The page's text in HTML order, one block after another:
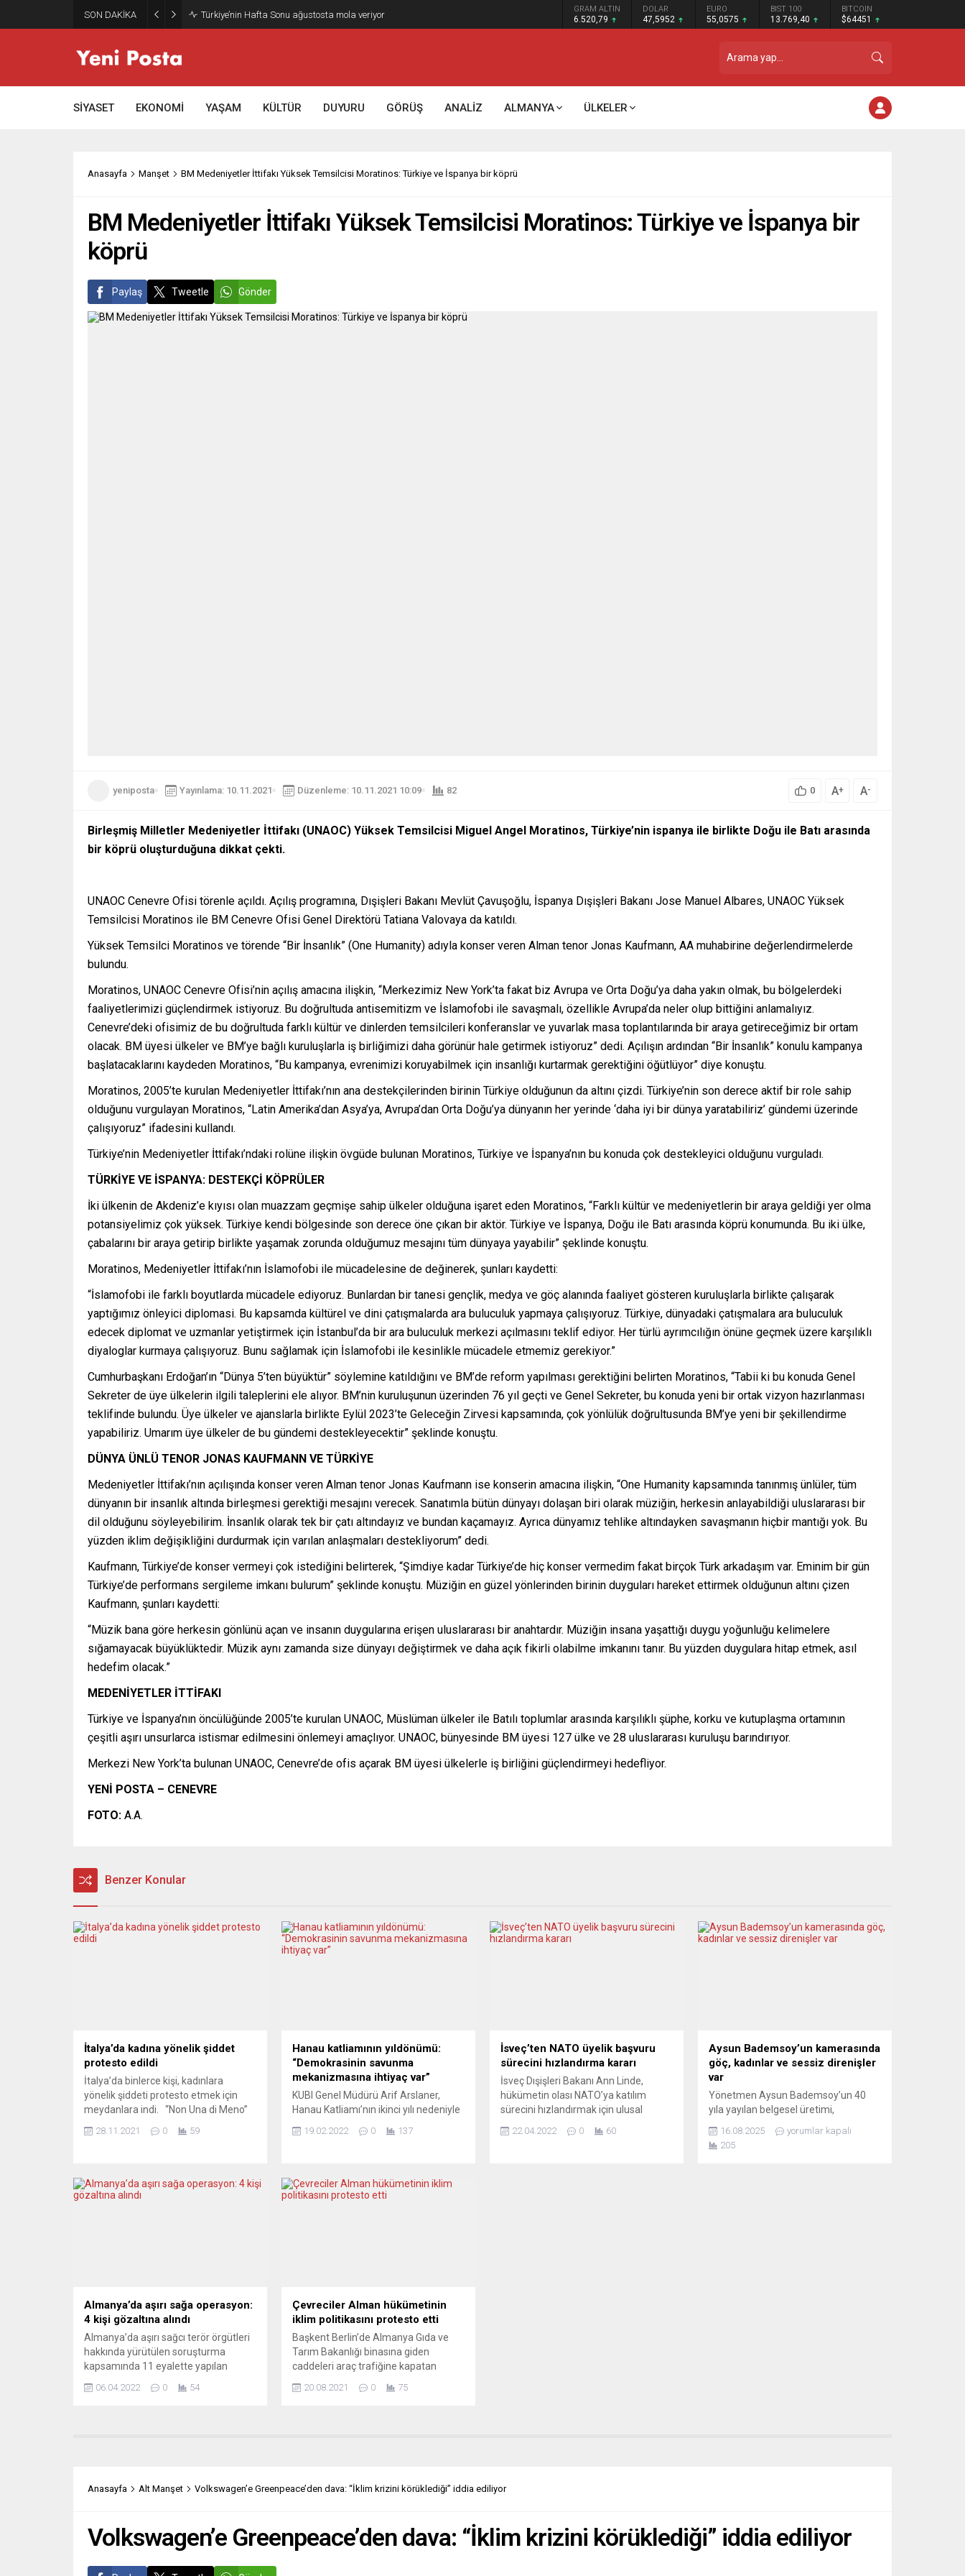
SON DAKİKA Gazze’nin geleceği: Teknokratik kontrol mü, kolonializm mi? GRAM ALTIN
6.520,79
DOLAR
47,5952
EURO
55,0575
BIST 100
13.769,40
BITCOIN
$64451
SİYASET EKONOMİ YAŞAM KÜLTÜR DUYURU GÖRÜŞ ANALİZ ALMANYA ÜLKELER
Anasayfa Manşet BM Medeniyetler İttifakı Yüksek Temsilcisi Moratinos: Türkiye ve İspanya bir köprü
BM Medeniyetler İttifakı Yüksek Temsilcisi Moratinos: Türkiye ve İspanya bir
köprü
Paylaş Tweetle Gönder
yeniposta Yayınlama: 10.11.2021 Düzenleme: 10.11.2021 10:09 82 0 A+ A-
Birleşmiş Milletler Medeniyetler İttifakı (UNAOC) Yüksek Temsilcisi Miguel Angel Moratinos, Türkiye’nin ispanya ile birlikte Doğu ile Batı arasında
bir köprü oluşturduğuna dikkat çekti.
UNAOC Cenevre Ofisi törenle açıldı. Açılış programına, Dışişleri Bakanı Mevlüt Çavuşoğlu, İspanya Dışişleri Bakanı Jose Manuel Albares, UNAOC Yüksek
Temsilcisi Moratinos ile BM Cenevre Ofisi Genel Direktörü Tatiana Valovaya da katıldı.
Yüksek Temsilci Moratinos ve törende “Bir İnsanlık” (One Humanity) adıyla konser veren Alman tenor Jonas Kaufmann, AA muhabirine değerlendirmelerde
bulundu.
Moratinos, UNAOC Cenevre Ofisi’nin açılış amacına ilişkin, “Merkezimiz New York’ta fakat biz Avrupa ve Orta Doğu’ya daha yakın olmak, bu bölgelerdeki
faaliyetlerimizi güçlendirmek istiyoruz. Bu doğrultuda antisemitizm ve İslamofobi ile savaşmalı, özellikle Avrupa’da neler olup bittiğini anlamalıyız.
Cenevre’deki ofisimiz de bu doğrultuda farklı kültür ve dinlerden temsilcileri konferanslar ve yuvarlak masa toplantılarında bir araya getireceğimiz bir ortam
olacak. BM üyesi ülkeler ve BM’ye bağlı kuruluşlarla iş birliğimizi daha görünür hale getirmek istiyoruz” dedi. Açılışın ardından “Bir İnsanlık” konulu kampanya
başlatacaklarını kaydeden Moratinos, “Bu kampanya, evrenimizi koruyabilmek için insanlığı kurtarmak gerektiğini öğütlüyor” diye konuştu.
Moratinos, 2005’te kurulan Medeniyetler İttifakı’nın ana destekçilerinden birinin Türkiye olduğunun da altını çizdi. Türkiye’nin son derece aktif bir role sahip
olduğunu vurgulayan Moratinos, “Latin Amerika’dan Asya’ya, Avrupa’dan Orta Doğu’ya dünyanın her yerinde ‘daha iyi bir dünya yaratabiliriz’ gündemi üzerinde
çalışıyoruz” ifadesini kullandı.
Türkiye’nin Medeniyetler İttifakı’ndaki rolüne ilişkin övgüde bulunan Moratinos, Türkiye ve İspanya’nın bu konuda çok destekleyici olduğunu vurguladı.
TÜRKİYE VE İSPANYA: DESTEKÇİ KÖPRÜLER
İki ülkenin de Akdeniz’e kıyısı olan muazzam geçmişe sahip ülkeler olduğuna işaret eden Moratinos, “Farklı kültür ve medeniyetlerin bir araya geldiği yer olma
potansiyelimiz çok yüksek. Türkiye kendi bölgesinde son derece öne çıkan bir aktör. Türkiye ve İspanya, Doğu ile Batı arasında köprü konumunda. Bu iki ülke,
çabalarını bir araya getirip birlikte yaşamak zorunda olduğumuz mesajını tüm dünyaya yayabilir” şeklinde konuştu.
Moratinos, Medeniyetler İttifakı’nın İslamofobi ile mücadelesine de değinerek, şunları kaydetti:
“İslamofobi ile farklı boyutlarda mücadele ediyoruz. Bunlardan bir tanesi gençlik, medya ve göç alanında faaliyet gösteren kuruluşlarla birlikte çalışarak
yaptığımız önleyici diplomasi. Bu kapsamda kültürel ve dini çatışmalarda ara buluculuk yapmaya çalışıyoruz. Türkiye, dünyadaki çatışmalara ara buluculuk
edecek diplomat ve uzmanlar yetiştirmek için İstanbul’da bir ara buluculuk merkezi açılmasını teklif ediyor. Her türlü ayrımcılığın önüne geçmek üzere karşılıklı
diyaloglar kurmaya çalışıyoruz. Bunu sağlamak için İslamofobi ile kesinlikle mücadele etmemiz gerekiyor.”
Cumhurbaşkanı Erdoğan’ın “Dünya 5’ten büyüktür” söylemine katıldığını ve BM’de reform yapılması gerektiğini belirten Moratinos, “Tabii ki bu konuda Genel
Sekreter de üye ülkelerin ilgili taleplerini ele alıyor. BM’nin kuruluşunun üzerinden 76 yıl geçti ve Genel Sekreter, bu konuda yeni bir ortak vizyon hazırlanması
teklifinde bulundu. Üye ülkeler ve ajanslarla birlikte Eylül 2023’te Geleceğin Zirvesi kapsamında, çok yönlülük doğrultusunda BM’ye yeni bir şekillendirme
yapabiliriz. Umarım üye ülkeler de bu gündemi destekleyecektir” şeklinde konuştu.
DÜNYA ÜNLÜ TENOR JONAS KAUFMANN VE TÜRKİYE
Medeniyetler İttifakı’nın açılışında konser veren Alman tenor Jonas Kaufmann ise konserin amacına ilişkin, “One Humanity kapsamında tanınmış ünlüler, tüm
dünyanın bir insanlık altında birleşmesi gerektiği mesajını verecek. Sanatımla bütün dünyayı dolaşan biri olarak müziğin, herkesin anlayabildiği uluslararası bir
dil olduğunu söyleyebilirim. İnsanlık olarak tek bir çatı altındayız ve bundan kaçamayız. Ayrıca dünyamız tehlike altındayken savaşmanın hiçbir mantığı yok. Bu
yüzden iklim değişikliğini durdurmak için varılan anlaşmaları destekliyorum” dedi.
Kaufmann, Türkiye’de konser vermeyi çok istediğini belirterek, “Şimdiye kadar Türkiye’de hiç konser vermedim fakat birçok Türk arkadaşım var. Eminim bir gün
Türkiye’de performans sergileme imkanı bulurum” şeklinde konuştu. Müziğin en güzel yönlerinden birinin duyguları hareket ettirmek olduğunun altını çizen
Kaufmann, şunları kaydetti:
“Müzik bana göre herkesin gönlünü açan ve insanın duygularına erişen uluslararası bir anahtardır. Müziğin insana yaşattığı duygu yoğunluğu kelimelere
sığamayacak büyüklüktedir. Müzik aynı zamanda size dünyayı değiştirmek ve daha açık fikirli olabilme imkanını tanır. Bu yüzden duygulara hitap etmek, asıl
hedefim olacak.”
MEDENİYETLER İTTİFAKI
Türkiye ve İspanya’nın öncülüğünde 2005’te kurulan UNAOC, Müslüman ülkeler ile Batılı toplumlar arasında karşılıklı şüphe, korku ve kutuplaşma ortamının
çeşitli aşırı unsurlarca istismar edilmesini önlemeyi amaçlıyor. UNAOC, bünyesinde BM üyesi 127 ülke ve 28 uluslararası kuruluşu barındırıyor.
Merkezi New York’ta bulunan UNAOC, Cenevre’de ofis açarak BM üyesi ülkelerle iş birliğini güçlendirmeyi hedefliyor.
YENİ POSTA – CENEVRE
FOTO: A.A.
Benzer Konular
İtalya’da kadına yönelik şiddet
protesto edildi
İtalya’da binlerce kişi, kadınlara
yönelik şiddeti protesto etmek için
meydanlara indi. “Non Una di Meno”
inisiyatifin girişimiyle yapılan yürüyüş,
başladı ve San Giovanni Meydanı’na
kadar sürdü. Kadınların yanı sıra
28.11.2021 0 59
Hanau katliamının yıldönümü:
“Demokrasinin savunma
mekanizmasına ihtiyaç var”
KUBI Genel Müdürü Arif Arslaner,
Hanau Katliamı’nın ikinci yılı nedeniyle
yönelimleri, kültürel kimlikleri ne
önemli görev olduğunu söyledi. KUBI
yöneticisi Arif Arslaner, 11
19.02.2022 0 137
İsveç’ten NATO üyelik başvuru
sürecini hızlandırma kararı
İsveç Dışişleri Bakanı Ann Linde,
hükümetin olası NATO’ya katılım
sürecini hızlandırmak için ulusal
tamamlanmasına karar verildiğini
22.04.2022 0 60
Aysun Bademsoy’un kamerasında
göç, kadınlar ve sessiz direnişler
var
Yönetmen Aysun Bademsoy’un 40
yıla yayılan belgesel üretimi,
da” başlıklı retrospektifte bir araya
geldi. Bademsoy’un göç, aidiyet,
16.08.2025
yorumlar kapalı
205
Almanya’da aşırı sağa operasyon:
4 kişi gözaltına alındı
Almanya’da aşırı sağcı terör örgütleri
hakkında yürütülen soruşturma
kapsamında 11 eyalette yapılan
Savcılıktan yapılan açıklamada,
yana soruşturmalar yürütüldüğü
06.04.2022 0 54
Çevreciler Alman hükümetinin
iklim politikasını protesto etti
Başkent Berlin’de Almanya Gıda ve
Tarım Bakanlığı binasına giden
caddeleri araç trafiğine kapatan
konusunda daha ciddi adımlar
Almanya’daki üyeleri, hükümetin iklim
politikalarını protesto etmek üzere...
20.08.2021 0 75
Anasayfa Alt Manşet Volkswagen’e Greenpeace’den dava: “İklim krizini körüklediği” iddia ediliyor
Volkswagen’e Greenpeace’den dava: “İklim krizini körüklediği” iddia ediliyor